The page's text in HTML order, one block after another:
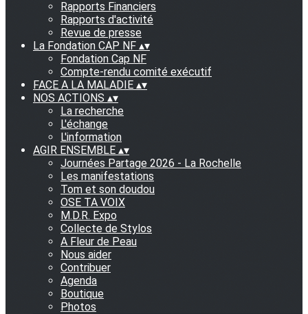
Rapports Financiers
Rapports d'activité
Revue de presse
La Fondation CAP NF ▴▾
Fondation Cap NF
Compte-rendu comité exécutif
FACE A LA MALADIE ▴▾
NOS ACTIONS ▴▾
La recherche
L'échange
L'information
AGIR ENSEMBLE ▴▾
Journées Partage 2026 - La Rochelle
Les manifestations
Tom et son doudou
OSE TA VOIX
M.D.R. Expo
Collecte de Stylos
A Fleur de Peau
Nous aider
Contribuer
Agenda
Boutique
Photos